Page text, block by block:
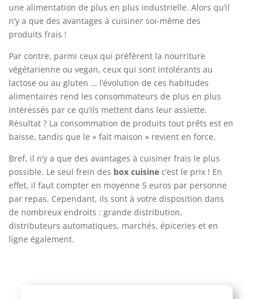
une alimentation de plus en plus industrielle. Alors qu’il
n’y a que des avantages à cuisiner soi-même des
produits frais !
Par contre, parmi ceux qui préfèrent la nourriture
végétarienne ou vegan, ceux qui sont intolérants au
lactose ou au gluten … l’évolution de ces habitudes
alimentaires rend les consommateurs de plus en plus
intéressés par ce qu’ils mettent dans leur assiette.
Résultat ? La consommation de produits tout prêts est en
baisse, tandis que le « fait maison » revient en force.
Bref, il n’y a que des avantages à cuisiner frais le plus
possible. Le seul frein des box cuisine c’est le prix ! En
effet, il faut compter en moyenne 5 euros par personne
par repas. Cependant, ils sont à votre disposition dans
de nombreux endroits : grande distribution,
distributeurs automatiques, marchés, épiceries et en
ligne également.